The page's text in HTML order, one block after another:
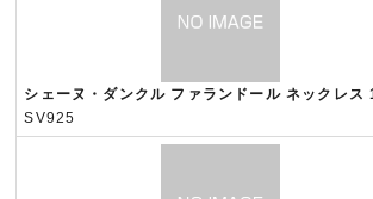
シェーヌ・ダンクル ファランドール ネックレス
SV925